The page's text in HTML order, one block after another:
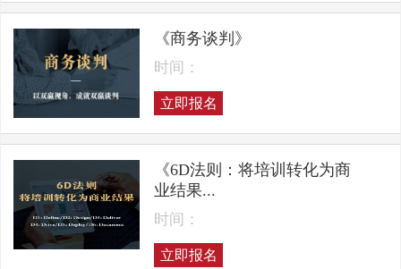
《商务谈判》
时间：
立即报名
《6D法则：将培训转化为商
业结果...
时间：
立即报名